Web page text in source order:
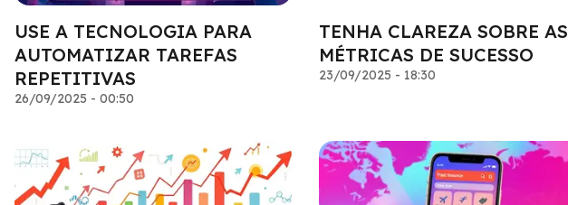
USE A TECNOLOGIA PARA
AUTOMATIZAR TAREFAS
REPETITIVAS
26/09/2025 - 00:50
TENHA CLAREZA SOBRE AS
MÉTRICAS DE SUCESSO
23/09/2025 - 18:30